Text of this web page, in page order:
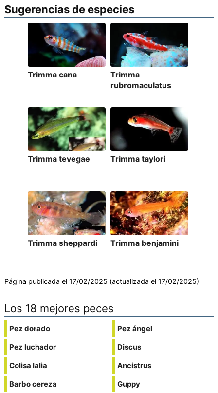
Sugerencias de especies
Trimma cana
Trimma
rubromaculatus
Trimma tevegae Trimma taylori
Trimma sheppardi Trimma benjamini
Página publicada el 17/02/2025 (actualizada el 17/02/2025).
Los 18 mejores peces
Pez dorado
Pez luchador
Colisa lalia
Barbo cereza
Pez ángel
Discus
Ancistrus
Guppy